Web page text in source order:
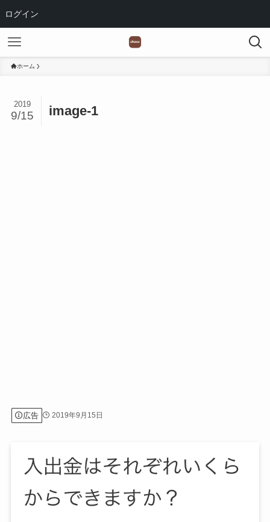
ログイン
ホーム
image-1
2019
9/15
広告 2019年9月15日